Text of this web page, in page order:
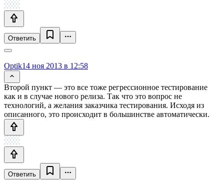
Ответить
Optik14 ноя 2013 в 12:58
Второй пункт — это все тоже регрессионное тестирование
как и в случае нового релиза. Так что это вопрос не
технологий, а желания заказчика тестирования. Исходя из
описанного, это происходит в большинстве автоматически.
Ответить